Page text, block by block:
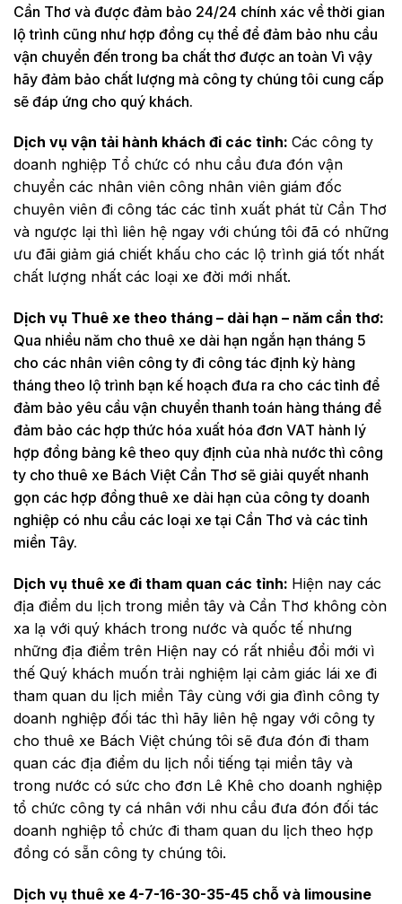
Cần Thơ và được đảm bảo 24/24 chính xác về thời gian
lộ trình cũng như hợp đồng cụ thể để đảm bảo nhu cầu
vận chuyển đến trong ba chất thơ được an toàn Vì vậy
hãy đảm bảo chất lượng mà công ty chúng tôi cung cấp
sẽ đáp ứng cho quý khách.
Dịch vụ vận tải hành khách đi các tỉnh: Các công ty
doanh nghiệp Tổ chức có nhu cầu đưa đón vận
chuyển các nhân viên công nhân viên giám đốc
chuyên viên đi công tác các tỉnh xuất phát từ Cần Thơ
và ngược lại thì liên hệ ngay với chúng tôi đã có những
ưu đãi giảm giá chiết khấu cho các lộ trình giá tốt nhất
chất lượng nhất các loại xe đời mới nhất.
Dịch vụ Thuê xe theo tháng – dài hạn – năm cần thơ:
Qua nhiều năm cho thuê xe dài hạn ngắn hạn tháng 5
cho các nhân viên công ty đi công tác định kỳ hàng
tháng theo lộ trình bạn kế hoạch đưa ra cho các tỉnh để
đảm bảo yêu cầu vận chuyển thanh toán hàng tháng để
đảm bảo các hợp thức hóa xuất hóa đơn VAT hành lý
hợp đồng bảng kê theo quy định của nhà nước thì công
ty cho thuê xe Bách Việt Cần Thơ sẽ giải quyết nhanh
gọn các hợp đồng thuê xe dài hạn của công ty doanh
nghiệp có nhu cầu các loại xe tại Cần Thơ và các tỉnh
miền Tây.
Dịch vụ thuê xe đi tham quan các tỉnh: Hiện nay các
địa điểm du lịch trong miền tây và Cần Thơ không còn
xa lạ với quý khách trong nước và quốc tế nhưng
những địa điểm trên Hiện nay có rất nhiều đổi mới vì
thế Quý khách muốn trải nghiệm lại cảm giác lái xe đi
tham quan du lịch miền Tây cùng với gia đình công ty
doanh nghiệp đối tác thì hãy liên hệ ngay với công ty
cho thuê xe Bách Việt chúng tôi sẽ đưa đón đi tham
quan các địa điểm du lịch nổi tiếng tại miền tây và
trong nước có sức cho đơn Lê Khê cho doanh nghiệp
tổ chức công ty cá nhân với nhu cầu đưa đón đối tác
doanh nghiệp tổ chức đi tham quan du lịch theo hợp
đồng có sẵn công ty chúng tôi.
Dịch vụ thuê xe 4-7-16-30-35-45 chỗ và limousine